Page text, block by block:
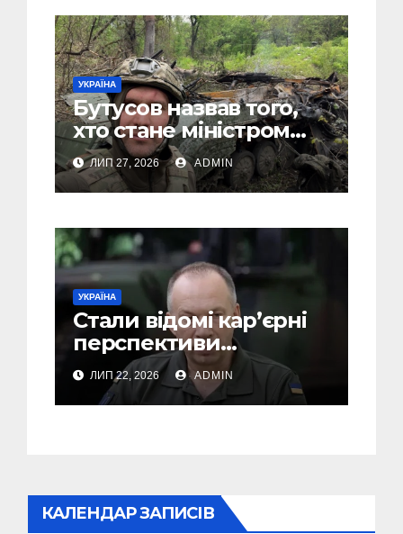
УКРАЇНА
Бутусов назвав того,
хто стане міністром
оборони України, і
пояснив, чому інакше
не може бути
ЛИП 27, 2026 ADMIN
УКРАЇНА
Стали відомі кар’єрні
перспективи
Сирського після
звільнення з посади
Головкому ВСУ
ЛИП 22, 2026 ADMIN
КАЛЕНДАР ЗАПИСІВ